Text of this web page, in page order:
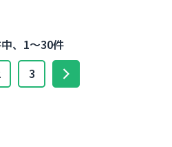
、1～30件
3